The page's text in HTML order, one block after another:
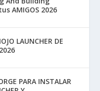
AMIGOS 2026
LAUNCHER DE
PARA INSTALAR